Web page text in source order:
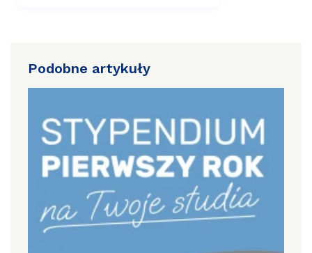
Podobne artykuły